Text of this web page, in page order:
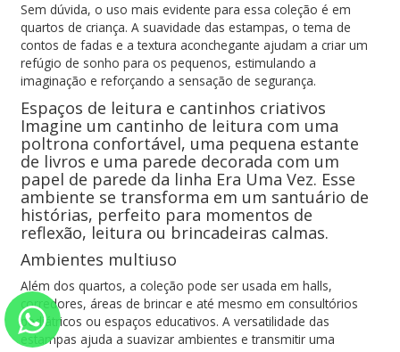
Sem dúvida, o uso mais evidente para essa coleção é em
quartos de criança. A suavidade das estampas, o tema de
contos de fadas e a textura aconchegante ajudam a criar um
refúgio de sonho para os pequenos, estimulando a
imaginação e reforçando a sensação de segurança.
Espaços de leitura e cantinhos criativos
Imagine um cantinho de leitura com uma
poltrona confortável, uma pequena estante
de livros e uma parede decorada com um
papel de parede da linha Era Uma Vez. Esse
ambiente se transforma em um santuário de
histórias, perfeito para momentos de
reflexão, leitura ou brincadeiras calmas.
Ambientes multiuso
Além dos quartos, a coleção pode ser usada em halls,
corredores, áreas de brincar e até mesmo em consultórios
pediátricos ou espaços educativos. A versatilidade das
estampas ajuda a suavizar ambientes e transmitir uma